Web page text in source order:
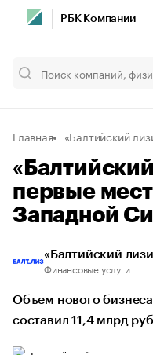
РБК Компании
Главная «Балтийский
первые
Западной
«Балтийский
Финансовые услуги
Объем нового
составил 11,4 млрд